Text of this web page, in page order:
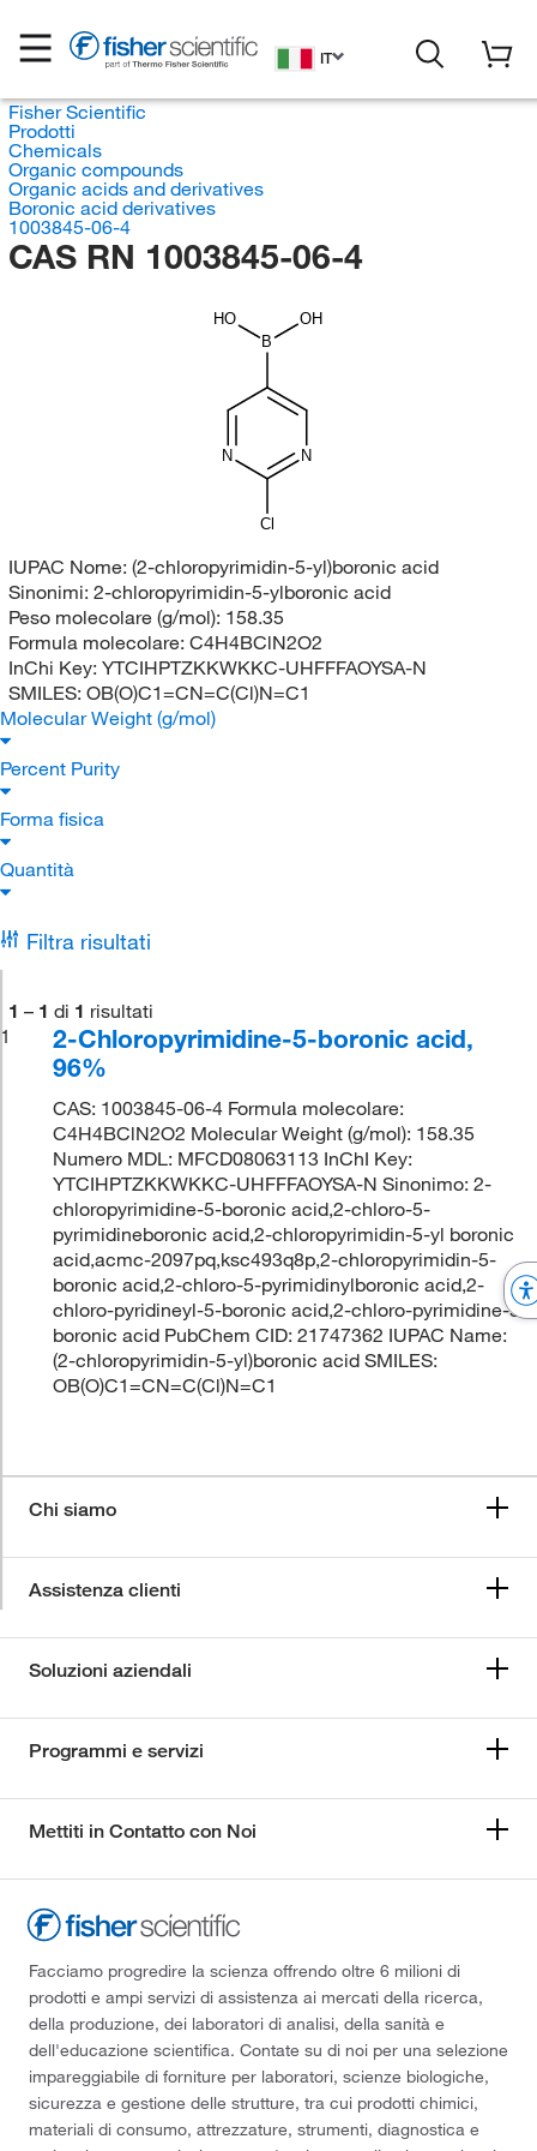
IT
Fisher Scientific
Prodotti
Chemicals
Organic compounds
Organic acids and derivatives
Boronic acid derivatives
1003845-06-4
CAS RN 1003845-06-4
B
N
N
Cl
HO OH
IUPAC Nome: (2-chloropyrimidin-5-yl)boronic acid
Sinonimi: 2-chloropyrimidin-5-ylboronic acid
Peso molecolare (g/mol): 158.35
Formula molecolare: C4H4BClN2O2
InChi Key: YTCIHPTZKKWKKC-UHFFFAOYSA-N
SMILES: OB(O)C1=CN=C(Cl)N=C1
Molecular Weight (g/mol)
Percent Purity
Forma fisica
Quantità
Filtra risultati
1 – 1 di 1 risultati
1
2-Chloropyrimidine-5-boronic acid,
96%
CAS: 1003845-06-4 Formula molecolare:
C4H4BClN2O2 Molecular Weight (g/mol): 158.35
Numero MDL: MFCD08063113 InChI Key:
YTCIHPTZKKWKKC-UHFFFAOYSA-N Sinonimo: 2-
chloropyrimidine-5-boronic acid,2-chloro-5-
pyrimidineboronic acid,2-chloropyrimidin-5-yl boronic
acid,acmc-2097pq,ksc493q8p,2-chloropyrimidin-5-
boronic acid,2-chloro-5-pyrimidinylboronic acid,2-
chloro-pyridineyl-5-boronic acid,2-chloro-pyrimidine-5-
boronic acid PubChem CID: 21747362 IUPAC Name:
(2-chloropyrimidin-5-yl)boronic acid SMILES:
OB(O)C1=CN=C(Cl)N=C1
Chi siamo
Assistenza clienti
Soluzioni aziendali
Programmi e servizi
Mettiti in Contatto con Noi
Facciamo progredire la scienza offrendo oltre 6 milioni di
prodotti e ampi servizi di assistenza ai mercati della ricerca,
della produzione, dei laboratori di analisi, della sanità e
dell'educazione scientifica. Contate su di noi per una selezione
impareggiabile di forniture per laboratori, scienze biologiche,
sicurezza e gestione delle strutture, tra cui prodotti chimici,
materiali di consumo, attrezzature, strumenti, diagnostica e